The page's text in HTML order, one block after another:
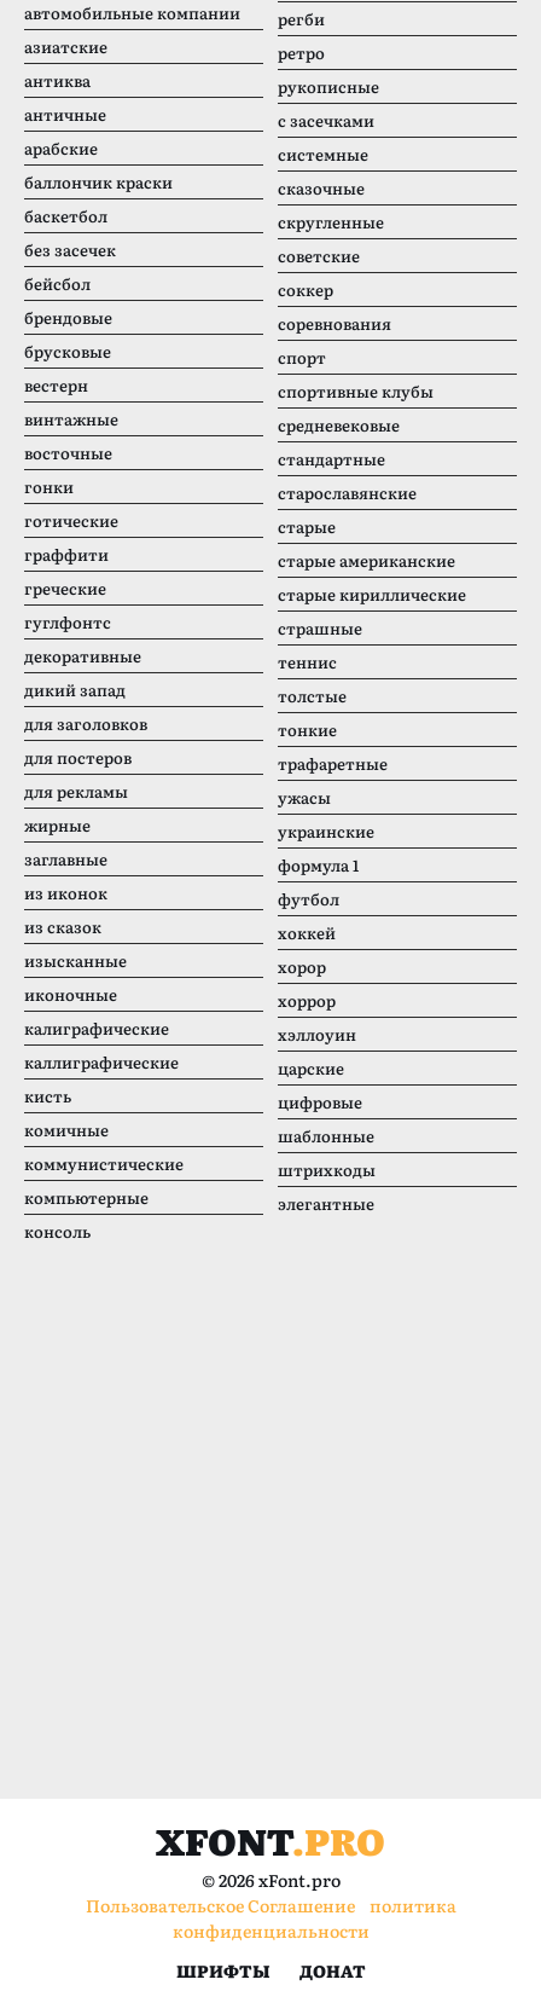
автомобильные компании
азиатские
антиква
античные
арабские
баллончик краски
баскетбол
без засечек
бейсбол
брендовые
брусковые
вестерн
винтажные
восточные
гонки
готические
граффити
греческие
гуглфонтс
декоративные
дикий запад
для заголовков
для постеров
для рекламы
жирные
заглавные
из иконок
из сказок
изысканные
иконочные
калиграфические
каллиграфические
кисть
комичные
коммунистические
компьютерные
консоль
регби
ретро
рукописные
с засечками
системные
сказочные
скругленные
советские
соккер
соревнования
спорт
спортивные клубы
средневековые
стандартные
старославянские
старые
старые американские
старые кириллические
страшные
теннис
толстые
тонкие
трафаретные
ужасы
украинские
формула 1
футбол
хоккей
хорор
хоррор
хэллоуин
царские
цифровые
шаблонные
штрихкоды
элегантные
XFONT.PRO
© 2026 xFont.pro
Пользовательское Соглашение
политика
конфиденциальности
ШРИФТЫ
ДОНАТ